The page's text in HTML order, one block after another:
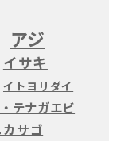
アジ
イサキ
イトヨリダイ
テナガエビ
カサゴ